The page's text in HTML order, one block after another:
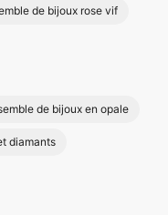
de bijoux rose vif
de bijoux en opale
diamants